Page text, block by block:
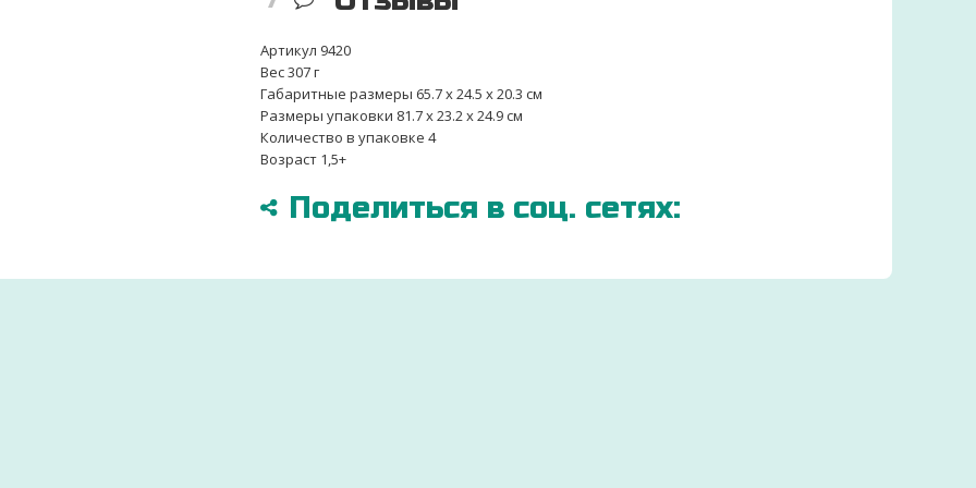
Артикул 9420
Вес 307 г
Габаритные размеры 65.7 х 24.5 х 20.3 см
Размеры упаковки 81.7 х 23.2 х 24.9 см
Количество в упаковке 4
Возраст 1,5+
Поделиться в соц. сетях: